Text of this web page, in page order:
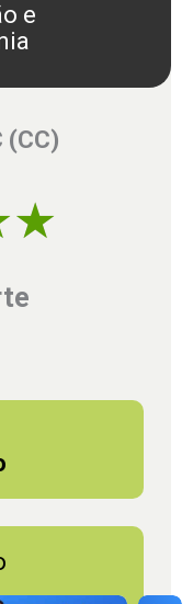
e
(CC)